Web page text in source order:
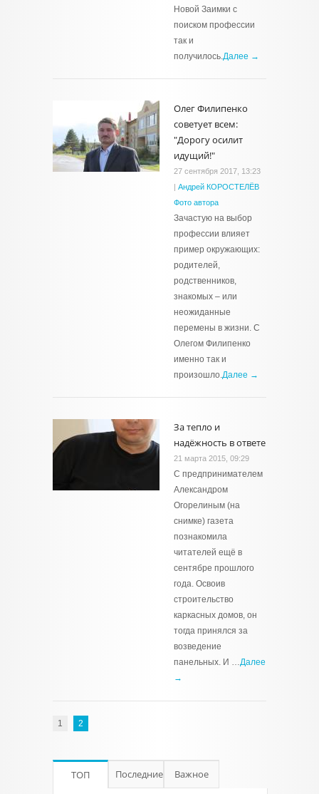
Новой Заимки с
поиском профессии
так и
получилось.Далее →
Олег Филипенко
советует всем:
"Дорогу осилит
идущий!"
27 сентября 2017, 13:23
| Андрей КОРОСТЕЛЁВ
Фото автора
Зачастую на выбор
профессии влияет
пример окружающих:
родителей,
родственников,
знакомых – или
неожиданные
перемены в жизни. С
Олегом Филипенко
именно так и
произошло.Далее →
За тепло и
надёжность в ответе
21 марта 2015, 09:29
С предпринимателем
Александром
Огорелиным (на
снимке) газета
познакомила
читателей ещё в
сентябре прошлого
года. Освоив
строительство
каркасных домов, он
тогда принялся за
возведение
панельных. И …Далее
→
1 2
ТОП Последние Важное